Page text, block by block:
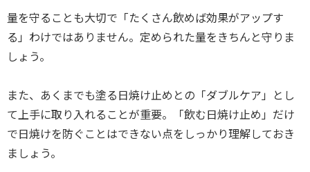
量を守ることも大切で「たくさん飲めば効果がアップす
る」わけではありません。定められた量をきちんと守りま
しょう。
また、あくまでも塗る日焼け止めとの「ダブルケア」とし
て上手に取り入れることが重要。「飲む日焼け止め」だけ
で日焼けを防ぐことはできない点をしっかり理解しておき
ましょう。